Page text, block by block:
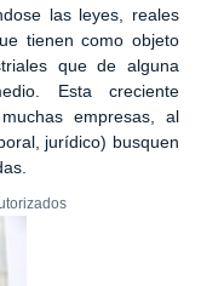
las leyes, reales
tienen como objeto
que de alguna
Esta creciente
empresas, al
jurídico) busquen